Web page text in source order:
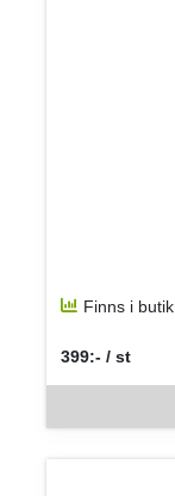
Finns i butik
Denna vara
399:- / st
SEK per ST